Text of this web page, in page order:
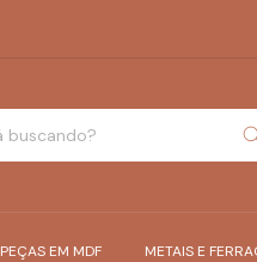
PEÇAS EM MDF METAIS E